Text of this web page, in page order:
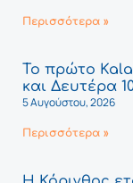
Περισσότερα »
Το πρώτο
και Δευτέρα
5 Αυγούστου, 2026
Περισσότερα »